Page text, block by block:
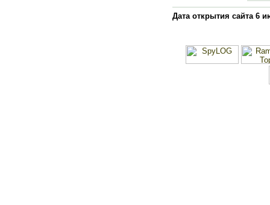
Дата открытия сайта 6